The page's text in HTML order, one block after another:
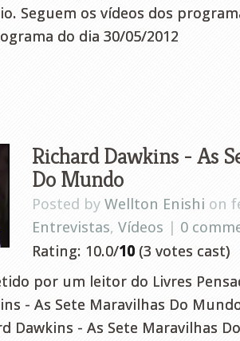
Seguem os vídeos dos
do dia 30/05/2012
Richard Dawkins - As
Do Mundo
Posted by Wellton Enishi on
Entrevistas, Vídeos | 0
Rating: 10.0/10 (3 votes cast)
por um leitor do Livres
- As Sete Maravilhas Do
Dawkins - As Sete Maravilhas